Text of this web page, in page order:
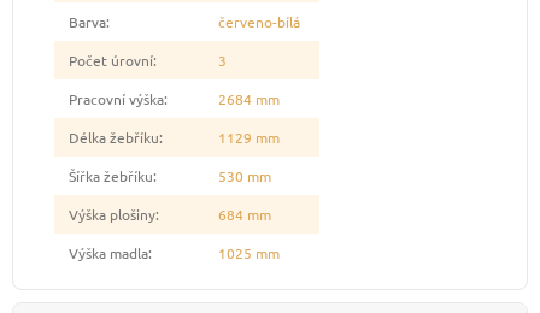
Barva:
červeno-bílá
Počet úrovní:
3
Pracovní výška:
2684 mm
Délka žebříku:
1129 mm
Šířka žebříku:
530 mm
Výška plošiny:
684 mm
Výška madla: 1025 mm